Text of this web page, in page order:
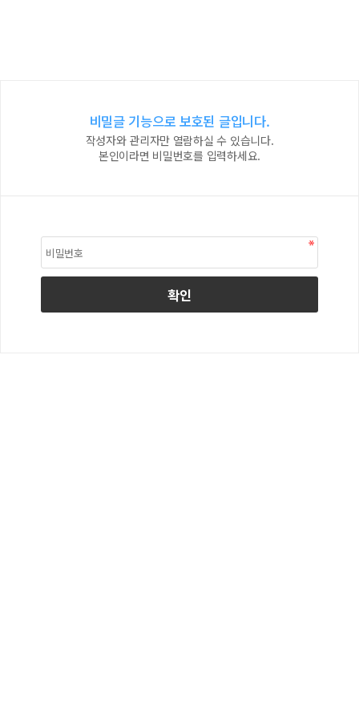
비밀글 기능으로 보호된 글입니다.
작성자와 관리자만 열람하실 수 있습니다.
본인이라면 비밀번호를 입력하세요.